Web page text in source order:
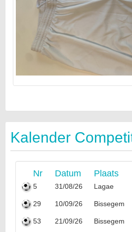
Kalender
Nr Datum Plaats
5 31/08/26 Lagae
29 10/09/26 Bissegem
53 21/09/26 Bissegem